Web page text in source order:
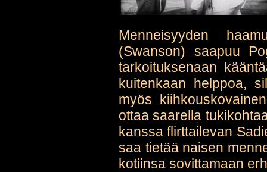
Menneisyyden
(Swanson) saapuu
tarkoituksenaan
kuitenkaan helppoa,
myös
ottaa saarella
kanssa flirttailevan
saa tietää naisen
kotiinsa sovittamaan